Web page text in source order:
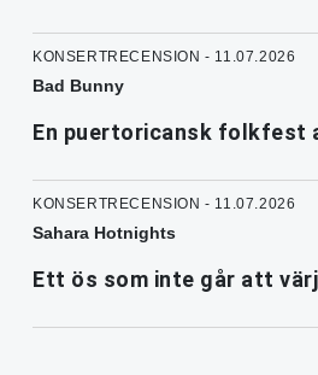
KONSERTRECENSION - 11.07.2026
Bad Bunny
En puertoricansk folkfest
KONSERTRECENSION - 11.07.2026
Sahara Hotnights
Ett ös som inte går att